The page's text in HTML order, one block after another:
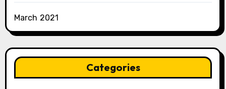
March 2021
Categories